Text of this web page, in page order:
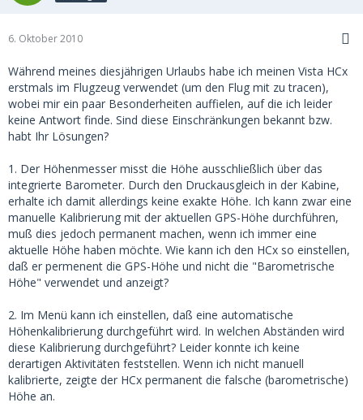
6. Oktober 2010
Während meines diesjährigen Urlaubs habe ich meinen Vista HCx
erstmals im Flugzeug verwendet (um den Flug mit zu tracen),
wobei mir ein paar Besonderheiten auffielen, auf die ich leider
keine Antwort finde. Sind diese Einschränkungen bekannt bzw.
habt Ihr Lösungen?
1. Der Höhenmesser misst die Höhe ausschließlich über das
integrierte Barometer. Durch den Druckausgleich in der Kabine,
erhalte ich damit allerdings keine exakte Höhe. Ich kann zwar eine
manuelle Kalibrierung mit der aktuellen GPS-Höhe durchführen,
muß dies jedoch permanent machen, wenn ich immer eine
aktuelle Höhe haben möchte. Wie kann ich den HCx so einstellen,
daß er permenent die GPS-Höhe und nicht die "Barometrische
Höhe" verwendet und anzeigt?
2. Im Menü kann ich einstellen, daß eine automatische
Höhenkalibrierung durchgeführt wird. In welchen Abständen wird
diese Kalibrierung durchgeführt? Leider konnte ich keine
derartigen Aktivitäten feststellen. Wenn ich nicht manuell
kalibrierte, zeigte der HCx permanent die falsche (barometrische)
Höhe an.